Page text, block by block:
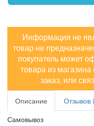
Информация не
товар не
покупатель может
товара из
заказ, или
Описание
Отзывов
Самовывоз